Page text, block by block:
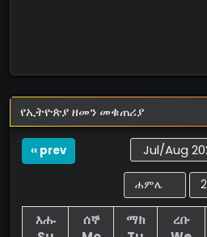
የኢትዮጵያ ዘመን መቁጠሪያ
‹‹ prev Jul/Aug
እሑ
ሰኞ
ማክ
ረቡ